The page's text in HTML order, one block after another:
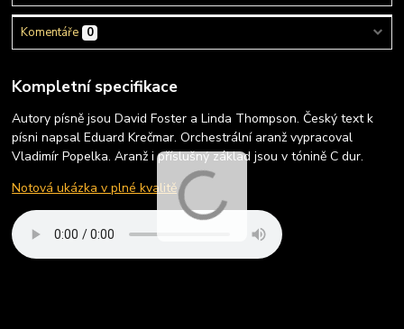
Komentáře 0
Kompletní specifikace
Autory písně jsou David Foster a Linda Thompson. Český text k
písni napsal Eduard Krečmar. Orchestrální aranž vypracoval
Vladimír Popelka. Aranž i příslušný základ jsou v tónině C dur.
Notová ukázka v plné kvalitě